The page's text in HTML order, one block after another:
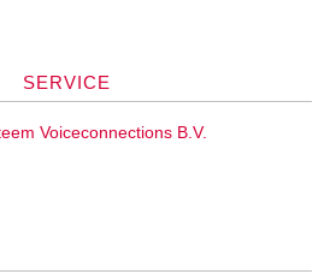
SERVICE
Voiceconnections B.V.